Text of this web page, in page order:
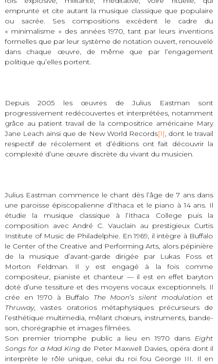
emprunte et cite autant la musique classique que populaire
ou sacrée. Ses compositions excèdent le cadre du
« minimalisme » des années 1970, tant par leurs inventions
formelles que par leur système de notation ouvert, renouvelé
dans chaque œuvre, de même que par l’engagement
politique qu’elles portent.
Depuis 2005 les œuvres de Julius Eastman sont
progressivement redécouvertes et interprétées, notamment
grâce au patient travail de la compositrice américaine Mary
Jane Leach ainsi que de New World Records[1], dont le travail
respectif de récolement et d’éditions ont fait découvrir la
complexité d’une œuvre discrète du vivant du musicien.
Julius Eastman commence le chant dès l’âge de 7 ans dans
une paroisse épiscopalienne d’Ithaca et le piano à 14 ans. Il
étudie la musique classique à l’Ithaca College puis la
composition avec André C. Vauclain au prestigieux Curtis
Institute of Music de Philadelphie. En 1969, il intègre à Buffalo
le Center of the Creative and Performing Arts, alors pépinière
de la musique d’avant-garde dirigée par Lukas Foss et
Morton Feldman. Il y est engagé à la fois comme
compositeur, pianiste et chanteur — il est en effet baryton
doté d’une tessiture et des moyens vocaux exceptionnels. Il
crée en 1970 à Buffalo The Moon’s silent modulation et
Thruway, vastes oratorios métaphysiques précurseurs de
l’esthétique multimedia, mêlant chœurs, instruments, bande-
son, chorégraphie et images filmées.
Son premier triomphe public a lieu en 1970 dans Eight
Songs for a Mad King de Peter Maxwell Davies, opéra dont il
interprète le rôle unique, celui du roi fou George III. Il en